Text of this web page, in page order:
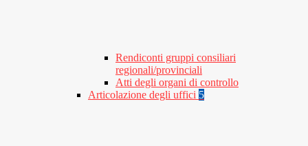
Rendiconti gruppi consiliari
regionali/provinciali
Atti degli organi di controllo
Articolazione degli uffici 5